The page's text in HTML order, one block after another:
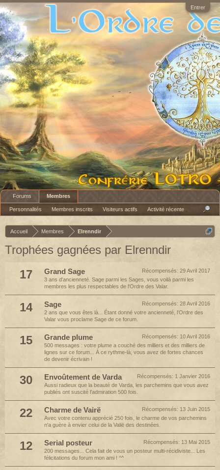
Entrer
Accueil Membres Elrenndir
Trophées gagnées par Elrenndir
17
Récompensés: 29 Avril 2017
Grand Sage
3 ans d'ancienneté. Sage parmi les Sages, vous voilà parmi les
membres les plus respectables de l'Ordre des Valar.
14 Récompensés: 28 Avril 2016
Sage
2 ans que vous êtes là... Étant donné votre ancienneté, l'Ordre des
Valar vous proclame Sage de ce forum.
15 Récompensés: 10 Avril 2016
Grande plume
500 messages : votre plume a couché des milliers et des milliers de
lignes sur ce forum... À ce rythme-là, vous avez de fortes chances
de devenir écrivain !
30 Récompensés: 1 Janvier 2016
Envoûtement de Varda
Aussi radieux que la beauté de Varda, les parchemins que vous avez
publiés ont suscité l'admiration 500 fois.
22 Récompensés: 13 Juin 2015
Charme de Vairë
Avec votre contenu apprécié 250 fois, le charme de vos parchemins
n'a guère à envier celui de la Valië des destinées.
12 Récompensés: 13 Mai 2015
Serial posteur
200 messages... Cela fait de vous un posteur multi-récidiviste... Les
félicitations du forum mon ami ! ^^
Forums Membres
Personnalités Membres inscrits Visiteurs actifs Activité récente